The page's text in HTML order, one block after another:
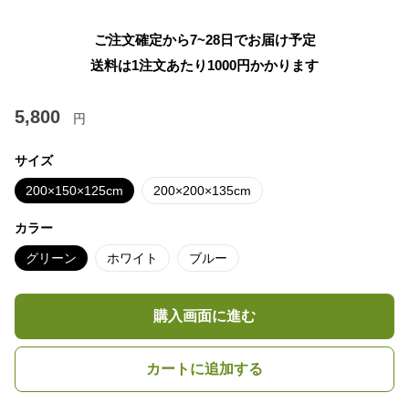
ご注文確定から7~28日でお届け予定
送料は1注文あたり 1000円かかります
5,800 円
サイズ
200×150×125cm 200×200×135cm
カラー
グリーン ホワイト ブルー
購入画面に進む
カートに追加する